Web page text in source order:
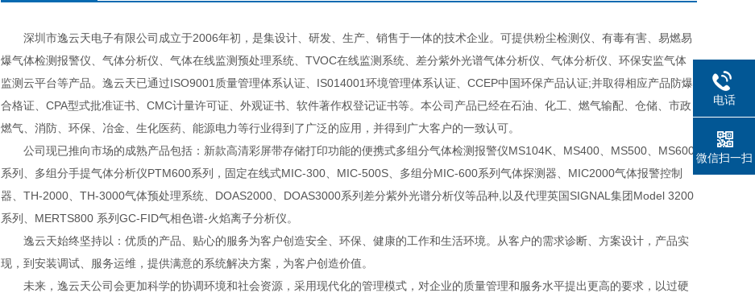
深圳市逸云天电子有限公司成立于2006年初，是集设计、研发、生产、销售于一体的技术企业。可提供粉尘检测仪、有毒有害、易燃易
爆气体检测报警仪、气体分析仪、气体在线监测预处理系统、TVOC在线监测系统、差分紫外光谱气体分析仪、气体分析仪、环保安监气体
监测云平台等产品。逸云天已通过ISO9001质量管理体系认证、IS014001环境管理体系认证、CCEP中国环保产品认证;并取得相应产品防爆
合格证、CPA型式批准证书、CMC计量许可证、外观证书、软件著作权登记证书等。本公司产品已经在石油、化工、燃气输配、仓储、市政
燃气、消防、环保、冶金、生化医药、能源电力等行业得到了广泛的应用，并得到广大客户的一致认可。
公司现已推向市场的成熟产品包括：新款高清彩屏带存储打印功能的便携式多组分气体检测报警仪MS104K、MS400、MS500、MS600
系列、多组分手提气体分析仪PTM600系列，固定在线式MIC-300、MIC-500S、多组分MIC-600系列气体探测器、MIC2000气体报警控制
器、TH-2000、TH-3000气体预处理系统、DOAS2000、DOAS3000系列差分紫外光谱分析仪等品种,以及代理英国SIGNAL集团Model 3200
系列、MERTS800 系列GC-FID气相色谱-火焰离子分析仪。
逸云天始终坚持以：优质的产品、贴心的服务为客户创造安全、环保、健康的工作和生活环境。从客户的需求诊断、方案设计，产品实
现，到安装调试、服务运维，提供满意的系统解决方案，为客户创造价值。
未来，逸云天公司会更加科学的协调环境和社会资源，采用现代化的管理模式，对企业的质量管理和服务水平提出更高的要求，以过硬
电话
微信扫一扫